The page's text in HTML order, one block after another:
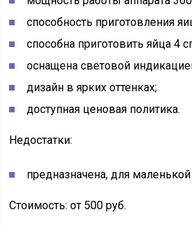
способность приготовления
способна приготовить яйца 4
оснащена световой
дизайн в ярких оттенках;
доступная ценовая политика.
Недостатки:
предназначена, для
Стоимость: от 500 руб.